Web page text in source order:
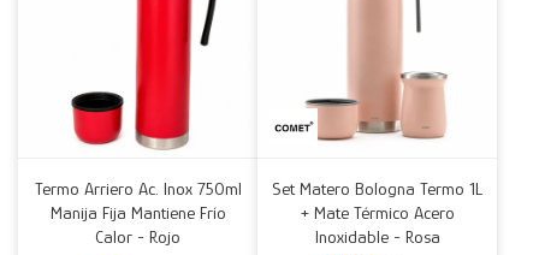
Termo Arriero Ac. Inox 750ml
Manija Fija Mantiene Frío
Calor - Rojo
Set Matero Bologna Termo 1L
+ Mate Térmico Acero
Inoxidable - Rosa